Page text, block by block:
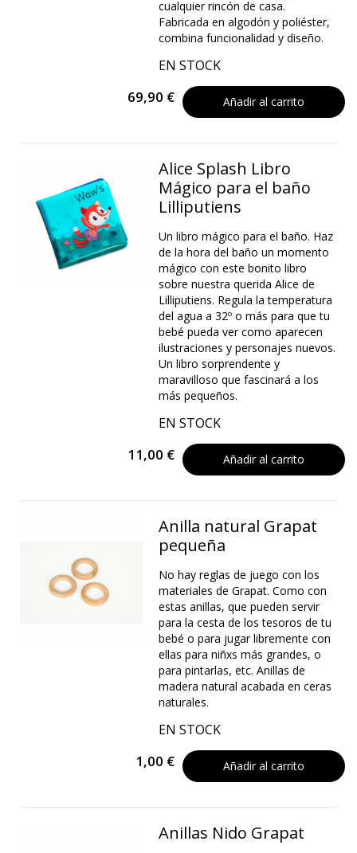
cualquier rincón de casa.
Fabricada en algodón y poliéster,
combina funcionalidad y diseño.
EN STOCK
69,90 € Añadir al carrito
Alice Splash Libro
Mágico para el baño
Lilliputiens
Un libro mágico para el baño. Haz
de la hora del baño un momento
mágico con este bonito libro
sobre nuestra querida Alice de
Lilliputiens. Regula la temperatura
del agua a 32º o más para que tu
bebé pueda ver como aparecen
ilustraciones y personajes nuevos.
Un libro sorprendente y
maravilloso que fascinará a los
más pequeños.
EN STOCK
11,00 € Añadir al carrito
Anilla natural Grapat
pequeña
No hay reglas de juego con los
materiales de Grapat. Como con
estas anillas, que pueden servir
para la cesta de los tesoros de tu
bebé o para jugar libremente con
ellas para niñxs más grandes, o
para pintarlas, etc. Anillas de
madera natural acabada en ceras
naturales.
EN STOCK
1,00 € Añadir al carrito
Anillas Nido Grapat